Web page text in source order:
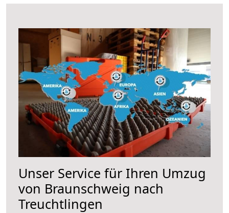
Unser Service für Ihren Umzug
von Braunschweig nach
Treuchtlingen